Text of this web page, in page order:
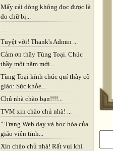
Mấy cái dòng không đọc được là
do chữ bị...
...
Tuyệt vời! Thank's Admin ...
Cảm ơn thầy Tùng Toại. Chúc
thầy một năm mới...
Tùng Toại kính chúc quí thầy cô
giáo: Sức khỏe...
Chủ nhà chào bạn!!!!...
TVM xin chào chủ nhà! ...
" Trang Web dạy và học hóa của
giáo viên tỉnh...
Xin chào chủ nhà! Rất vui khi